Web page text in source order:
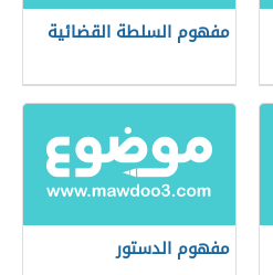
مفهوم السلطة القضائية
مفهوم الدستور